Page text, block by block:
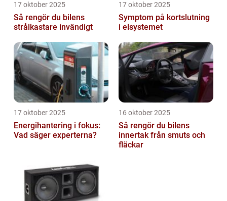
17 oktober 2025
Så rengör du bilens
strålkastare invändigt
17 oktober 2025
Symptom på kortslutning
i elsystemet
17 oktober 2025
Energihantering i fokus:
Vad säger experterna?
16 oktober 2025
Så rengör du bilens
innertak från smuts och
fläckar